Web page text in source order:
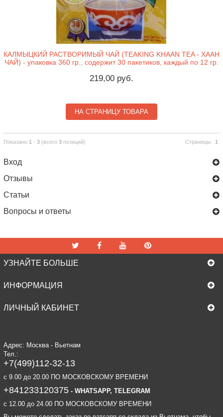
КАЛМЫЦКИЙ РАСТВОРИМЫЙ ЧАЙ (TEAKING KHAAN TEA - ХААН
ЧАЙ) - упаковка 360 гр., содержит 30 пакетиков, каждый по 12 гр.
219,00 руб.
НА СТРАНИЦУ ТОВАРА
Страницы: 1
Показано 1 - 3(всего 3позиций)
Вход
Отзывы
Статьи
Вопросы и ответы
УЗНАЙТЕ БОЛЬШЕ
ИНФОРМАЦИЯ
ЛИЧНЫЙ КАБИНЕТ
Адрес: Москва - Вьетнам
Тел.:
+7(499)112-32-13
c 9.00 до 20.00 ПО МОСКОВСКОМУ ВРЕМЕНИ
+841233120375- WHATSAPP, TELEGRAM
c 12.00 до 24.00 ПО МОСКОВСКОМУ ВРЕМЕНИ